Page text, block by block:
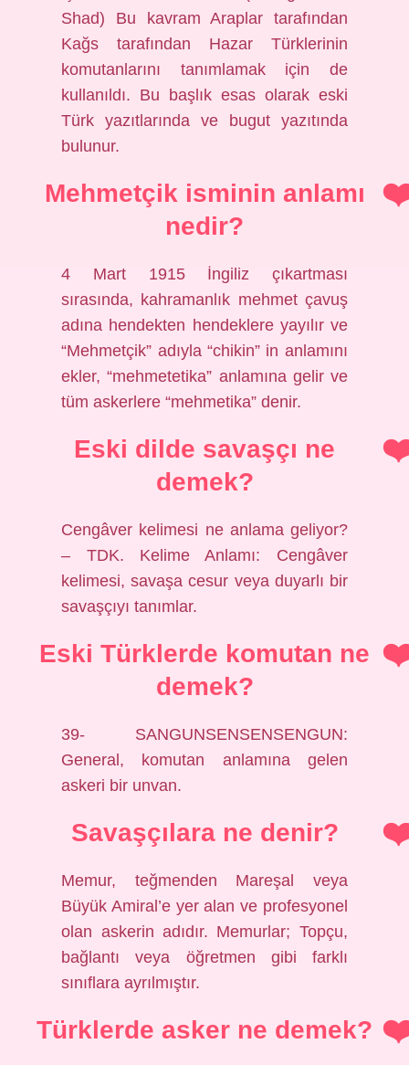
Shad) Bu kavram Araplar tarafından
Kağs tarafından Hazar Türklerinin
komutanlarını tanımlamak için de
kullanıldı. Bu başlık esas olarak eski
Türk yazıtlarında ve bugut yazıtında
bulunur.
Mehmetçik isminin anlamı
nedir?
4 Mart 1915 İngiliz çıkartması
sırasında, kahramanlık mehmet çavuş
adına hendekten hendeklere yayılır ve
“Mehmetçik” adıyla “chikin” in anlamını
ekler, “mehmetetika” anlamına gelir ve
tüm askerlere “mehmetika” denir.
Eski dilde savaşçı ne
demek?
Cengâver kelimesi ne anlama geliyor?
– TDK. Kelime Anlamı: Cengâver
kelimesi, savaşa cesur veya duyarlı bir
savaşçıyı tanımlar.
Eski Türklerde komutan ne
demek?
39- SANGUNSENSENSENGUN:
General, komutan anlamına gelen
askeri bir unvan.
Savaşçılara ne denir?
Memur, teğmenden Mareşal veya
Büyük Amiral’e yer alan ve profesyonel
olan askerin adıdır. Memurlar; Topçu,
bağlantı veya öğretmen gibi farklı
sınıflara ayrılmıştır.
Türklerde asker ne demek?